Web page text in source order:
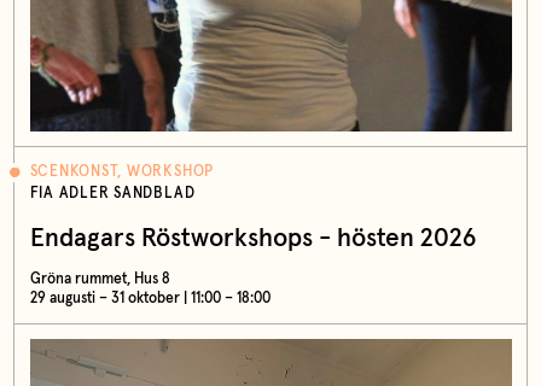
SCENKONST, WORKSHOP
FIA ADLER SANDBLAD
Endagars Röstworkshops - hösten 2026
Gröna rummet, Hus 8
29 augusti – 31 oktober | 11:00 – 18:00